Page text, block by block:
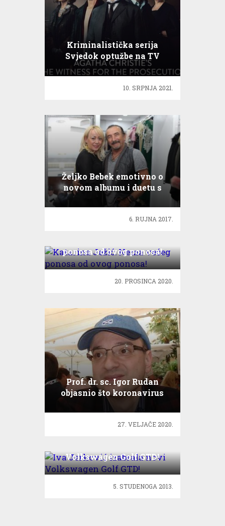
Kriminalistička serija
Svjedok optužbe na TV
10. SRPNJA 2021.
Željko Bebek emotivno o
novom albumu i duetu s
Oliverom Dragojevićem
6. RUJNA 2017.
ponosa od ovog ponosa!
20. PROSINCA 2020.
Prof. dr. sc. Igor Rudan
objasnio što koronavirus
radi organizmu
27. VELJAČE 2020.
Volkswagen Golf GTD!
5. STUDENOGA 2013.